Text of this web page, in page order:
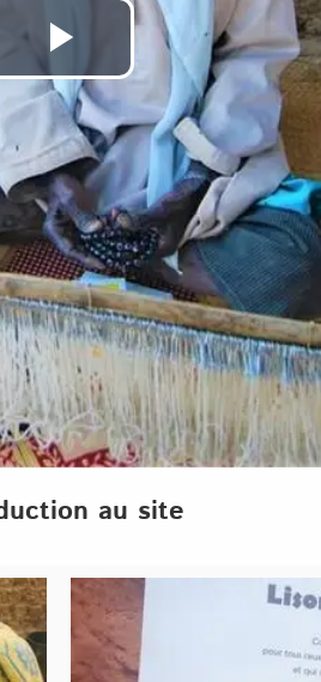
Lire
la
vidéo
au site